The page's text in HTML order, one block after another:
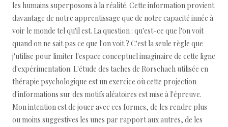
les humains superposons à la réalité. Cette information provient
davantage de notre apprentissage que de notre capacité innée à
voir le monde tel qu'il est. La question : qu'est-ce que l'on voit
quand on ne sait pas ce que l'on voit ? C'est la seule règle que
j'utilise pour limiter l'espace conceptuel imaginaire de cette ligne
d'expérimentation. L'étude des taches de Rorschach utilisée en
thérapie psychologique est un exercice où cette projection
d'informations sur des motifs aléatoires est mise à l'épreuve.
Mon intention est de jouer avec ces formes, de les rendre plus
ou moins suggestives les unes par rapport aux autres, de les